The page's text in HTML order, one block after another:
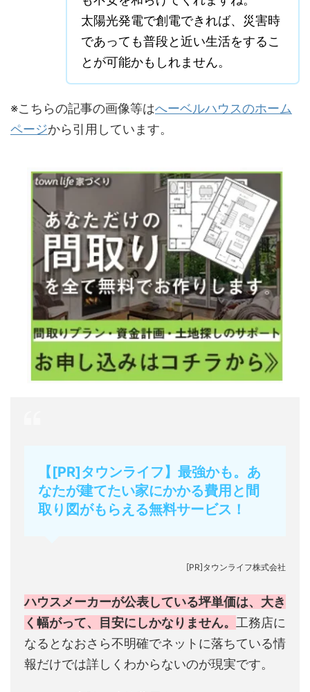
太陽光発電で創電できれば、災害時
であっても普段と近い生活をするこ
とが可能かもしれません。
※こちらの記事の画像等はへーベルハウスのホーム
ページから引用しています。
【[PR]タウンライフ】最強かも。あ
なたが建てたい家にかかる費用と間
取り図がもらえる無料サービス！
[PR]タウンライフ株式会社
ハウスメーカーが公表している坪単価は、大き
く幅がって、目安にしかなりません。 工務店に
なるとなおさら不明確でネットに落ちている情
報だけでは詳しくわからないのが現実です。